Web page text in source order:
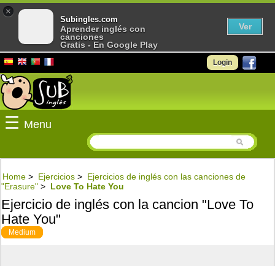
Login
☰ Menu
Home > Ejercicios > Ejercicios de inglés con las canciones de
"Erasure" > Love To Hate You
Ejercicio de inglés con la cancion "Love To
Hate You"
Medium
×
Subingles.com
Aprender inglés con
canciones
Gratis - En Google Play
Ver